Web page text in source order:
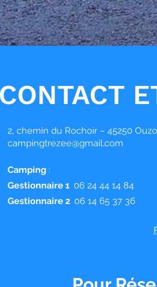
CONTACT
2, chemin du Rochoir – 45250
campingtrezee@gmail.com
Camping :
Gestionnaire 1 06 24 44 14 84
Gestionnaire 2 06 14 65 37 36